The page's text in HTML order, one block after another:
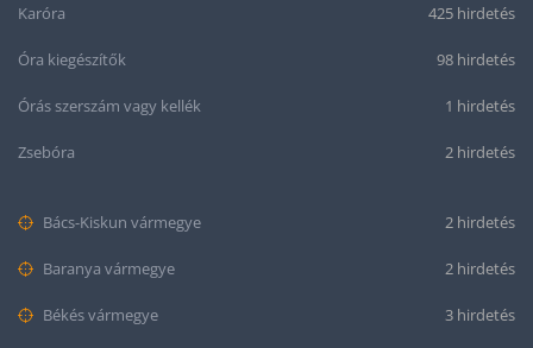
Karóra 425 hirdetés
Óra kiegészítők 98 hirdetés
Órás szerszám vagy kellék 1 hirdetés
Zsebóra 2 hirdetés
Bács-Kiskun vármegye 2 hirdetés
Baranya vármegye 2 hirdetés
Békés vármegye 3 hirdetés